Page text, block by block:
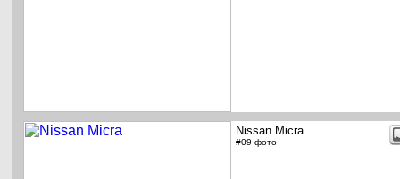
Nissan Micra
#09 фото